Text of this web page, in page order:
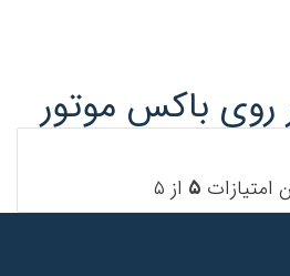
روی باکس موتور
امتیازات ۵ از ۵